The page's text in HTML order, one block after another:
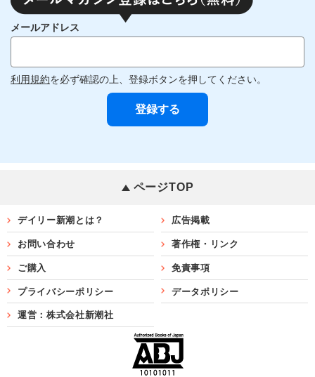
メールアドレス
利用規約を必ず確認の上、登録ボタンを押してください。
ページTOP
デイリー新潮とは？ 広告掲載
お問い合わせ 著作権・リンク
ご購入 免責事項
プライバシーポリシー データポリシー
運営：株式会社新潮社